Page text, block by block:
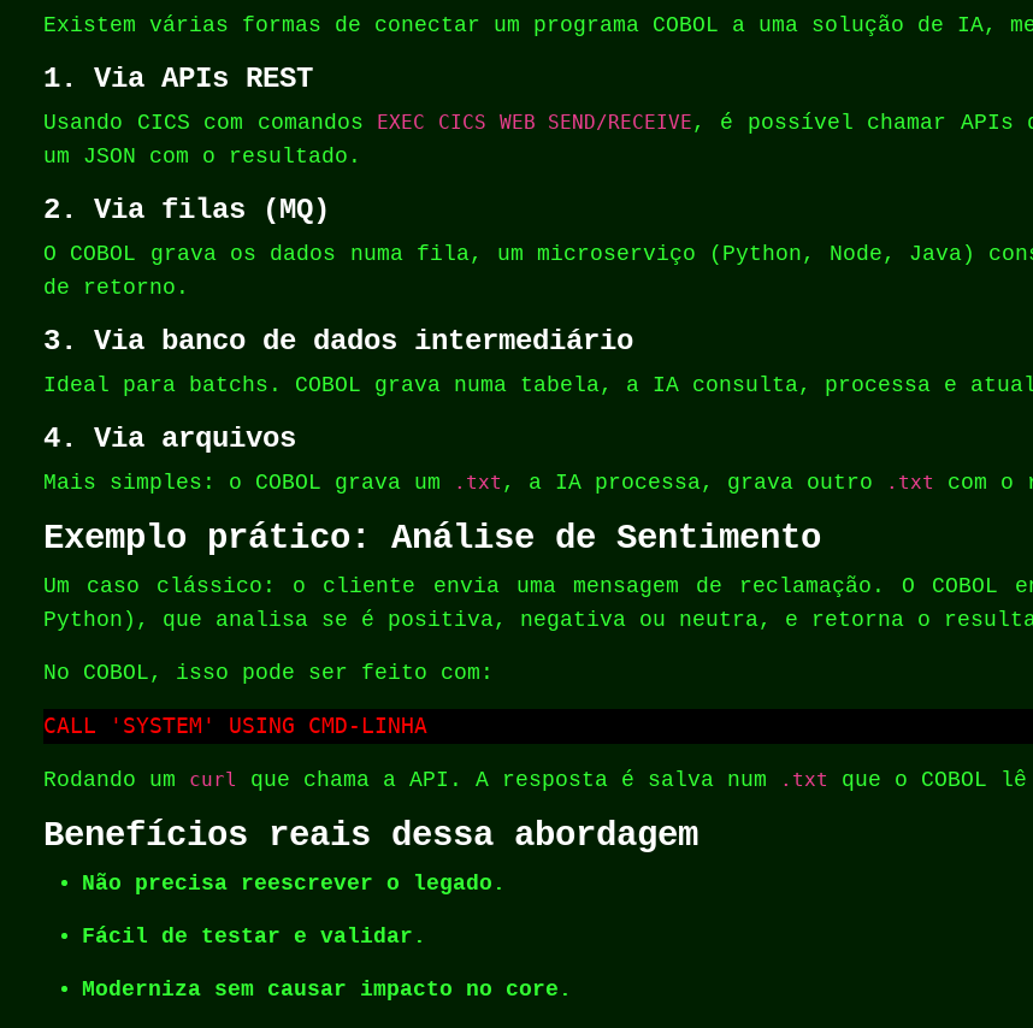
Existem várias formas de conectar um programa COBOL a uma solução de IA,
1. Via APIs REST
Usando CICS com comandos EXEC CICS WEB SEND/RECEIVE , é possível chamar APIs
um JSON com o resultado.
2. Via filas (MQ)
O COBOL grava os dados numa fila, um microserviço (Python, Node, Java)
de retorno.
3. Via banco de dados intermediário
Ideal para batchs. COBOL grava numa tabela, a IA consulta, processa e
4. Via arquivos
Mais simples: o COBOL grava um .txt , a IA processa, grava outro .txt com o
Exemplo prático: Análise de Sentimento
Um caso clássico: o cliente envia uma mensagem de reclamação. O
Python), que analisa se é positiva, negativa ou neutra, e retorna o
No COBOL, isso pode ser feito com:
CALL 'SYSTEM' USING CMD-LINHA
Rodando um curl que chama a API. A resposta é salva num .txt que o COBOL
Benefícios reais dessa abordagem
Não precisa reescrever o legado.
Fácil de testar e validar.
Moderniza sem causar impacto no core.